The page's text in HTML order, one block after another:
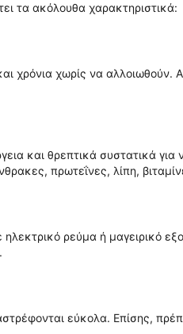
τα ακόλουθα χαρακτηριστικά:
χρόνια χωρίς να αλλοιωθούν.
και θρεπτικά συστατικά για
πρωτεΐνες, λίπη,
ρεύμα ή μαγειρικό
εύκολα. Επίσης,